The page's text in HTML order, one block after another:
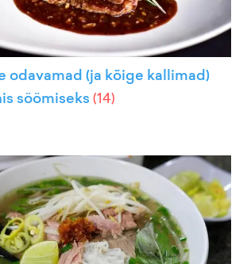
odavamad (ja kõige kallimad)
söömiseks (14)